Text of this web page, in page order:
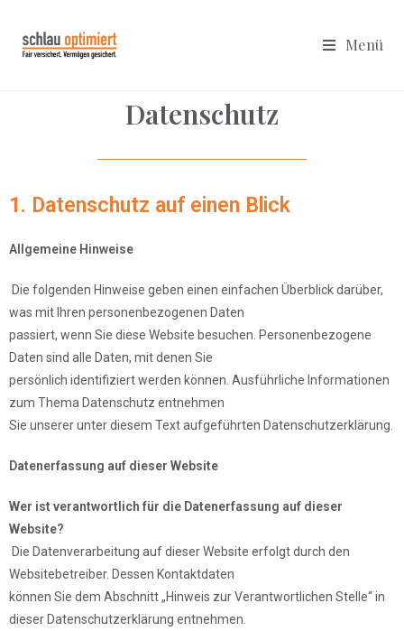
Menü
Datenschutz
1. Datenschutz auf einen Blick
Allgemeine Hinweise
Die folgenden Hinweise geben einen einfachen Überblick darüber,
was mit Ihren personenbezogenen Daten
passiert, wenn Sie diese Website besuchen. Personenbezogene
Daten sind alle Daten, mit denen Sie
persönlich identifiziert werden können. Ausführliche Informationen
zum Thema Datenschutz entnehmen
Sie unserer unter diesem Text aufgeführten Datenschutzerklärung.
Datenerfassung auf dieser Website
Wer ist verantwortlich für die Datenerfassung auf dieser
Website?
Die Datenverarbeitung auf dieser Website erfolgt durch den
Websitebetreiber. Dessen Kontaktdaten
können Sie dem Abschnitt „Hinweis zur Verantwortlichen Stelle“ in
dieser Datenschutzerklärung entnehmen.